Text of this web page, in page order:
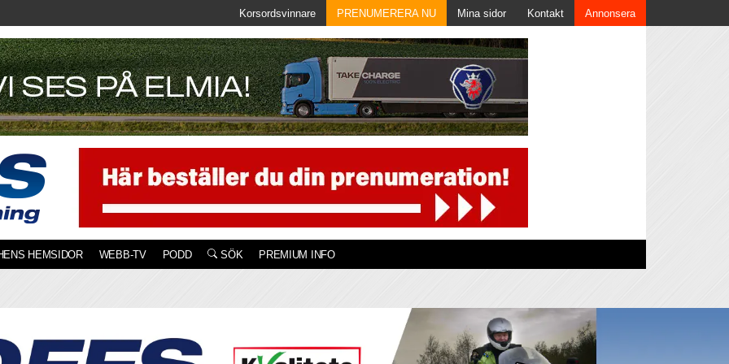
Korsordsvinnare PRENUMERERA NU Mina sidor Kontakt Annonsera
HEMSIDOR WEBB-TV PODD SÖK PREMIUM INFO